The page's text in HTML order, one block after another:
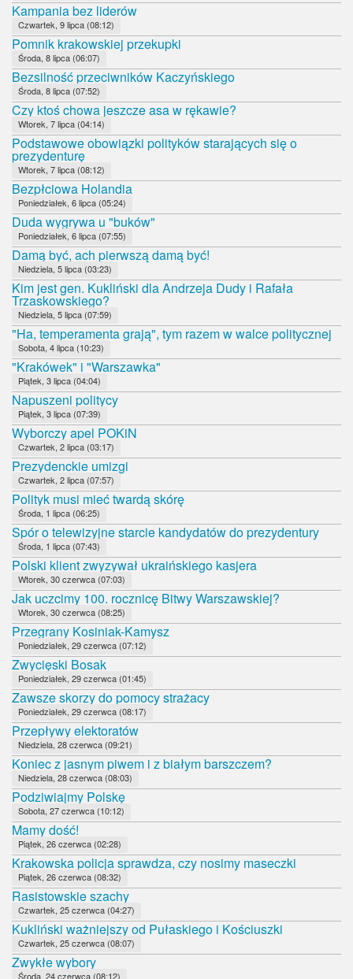
Kampania bez liderów
Czwartek, 9 lipca (08:12)
Pomnik krakowskiej przekupki
Środa, 8 lipca (06:07)
Bezsilność przeciwników Kaczyńskiego
Środa, 8 lipca (07:52)
Czy ktoś chowa jeszcze asa w rękawie?
Wtorek, 7 lipca (04:14)
Podstawowe obowiązki polityków starających się o
prezydenturę
Wtorek, 7 lipca (08:12)
Bezpłciowa Holandia
Poniedziałek, 6 lipca (05:24)
Duda wygrywa u "buków"
Poniedziałek, 6 lipca (07:55)
Damą być, ach pierwszą damą być!
Niedziela, 5 lipca (03:23)
Kim jest gen. Kukliński dla Andrzeja Dudy i Rafała
Trzaskowskiego?
Niedziela, 5 lipca (07:59)
"Ha, temperamenta grają", tym razem w walce politycznej
Sobota, 4 lipca (10:23)
"Krakówek" i "Warszawka"
Piątek, 3 lipca (04:04)
Napuszeni politycy
Piątek, 3 lipca (07:39)
Wyborczy apel POKiN
Czwartek, 2 lipca (03:17)
Prezydenckie umizgi
Czwartek, 2 lipca (07:57)
Polityk musi mieć twardą skórę
Środa, 1 lipca (06:25)
Spór o telewizyjne starcie kandydatów do prezydentury
Środa, 1 lipca (07:43)
Polski klient zwyzywał ukraińskiego kasjera
Wtorek, 30 czerwca (07:03)
Jak uczcimy 100. rocznicę Bitwy Warszawskiej?
Wtorek, 30 czerwca (08:25)
Przegrany Kosiniak-Kamysz
Poniedziałek, 29 czerwca (07:12)
Zwycięski Bosak
Poniedziałek, 29 czerwca (01:45)
Zawsze skorzy do pomocy strażacy
Poniedziałek, 29 czerwca (08:17)
Przepływy elektoratów
Niedziela, 28 czerwca (09:21)
Koniec z jasnym piwem i z białym barszczem?
Niedziela, 28 czerwca (08:03)
Podziwiajmy Polskę
Sobota, 27 czerwca (10:12)
Mamy dość!
Piątek, 26 czerwca (02:28)
Krakowska policja sprawdza, czy nosimy maseczki
Piątek, 26 czerwca (08:32)
Rasistowskie szachy
Czwartek, 25 czerwca (04:27)
Kukliński ważniejszy od Pułaskiego i Kościuszki
Czwartek, 25 czerwca (08:07)
Zwykłe wybory
Środa, 24 czerwca (08:12)